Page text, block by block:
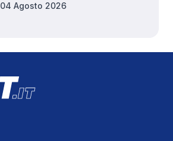
04 Agosto 2026